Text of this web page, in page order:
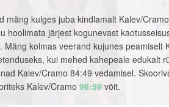
mäng kulges juba kindlamalt Kalev/
hoolimata järjest kogunevast
Mäng kolmas veerand kujunes peamiselt
kui mehed kahepeale edukalt
Kalev/Cramo 84:49 vedamisel.
Kalev/Cramo 96:59 võit.